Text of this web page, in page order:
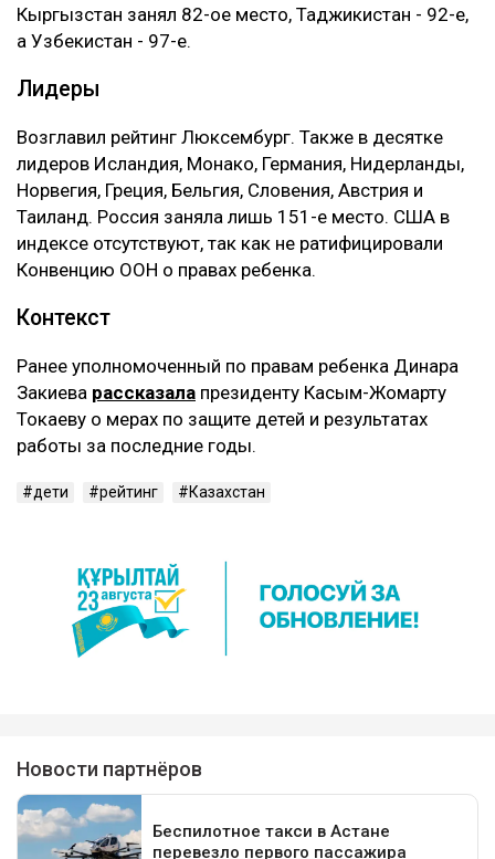
Кыргызстан занял 82-ое место, Таджикистан - 92-е,
а Узбекистан - 97-е.
Лидеры
Возглавил рейтинг Люксембург. Также в десятке
лидеров Исландия, Монако, Германия, Нидерланды,
Норвегия, Греция, Бельгия, Словения, Австрия и
Таиланд. Россия заняла лишь 151-е место. США в
индексе отсутствуют, так как не ратифицировали
Конвенцию ООН о правах ребенка.
Контекст
Ранее уполномоченный по правам ребенка Динара
Закиева рассказала президенту Касым-Жомарту
Токаеву о мерах по защите детей и результатах
работы за последние годы.
дети рейтинг Казахстан